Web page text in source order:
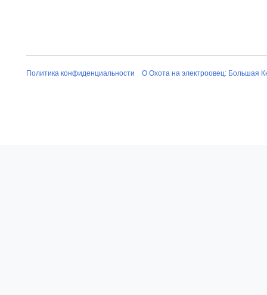
Политика конфиденциальности О Охота на электроовец: Большая